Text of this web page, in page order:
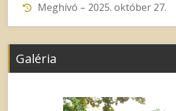
Meghívó – 2025. október 27.
Galéria